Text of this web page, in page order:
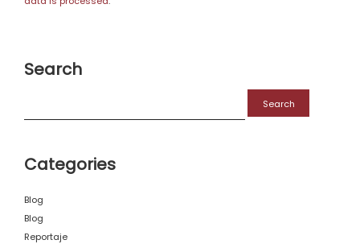
Search
Categories
Blog
Blog
Reportaje